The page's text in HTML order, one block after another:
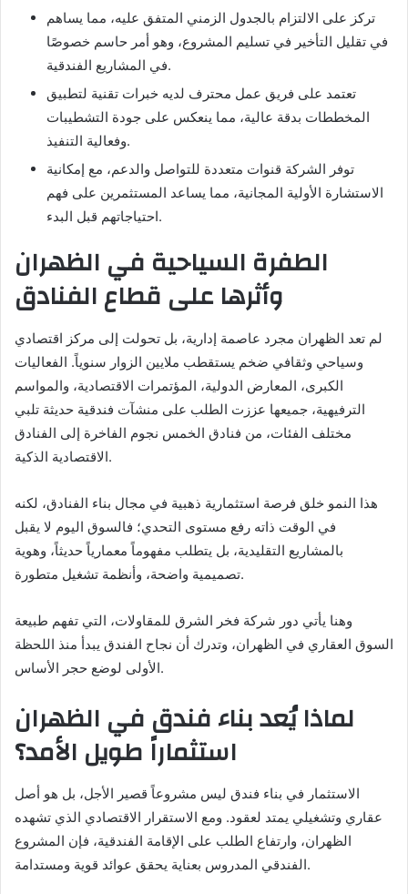
تركز على الالتزام بالجدول الزمني المتفق عليه، مما يساهم
في تقليل التأخير في تسليم المشروع، وهو أمر حاسم خصوصًا
في المشاريع الفندقية.
تعتمد على فريق عمل محترف لديه خبرات تقنية لتطبيق
المخططات بدقة عالية، مما ينعكس على جودة التشطيبات
وفعالية التنفيذ.
توفر الشركة قنوات متعددة للتواصل والدعم، مع إمكانية
الاستشارة الأولية المجانية، مما يساعد المستثمرين على فهم
احتياجاتهم قبل البدء.
الطفرة السياحية في الظهران
وأثرها على قطاع الفنادق
لم تعد الظهران مجرد عاصمة إدارية، بل تحولت إلى مركز اقتصادي
وسياحي وثقافي ضخم يستقطب ملايين الزوار سنوياً. الفعاليات
الكبرى، المعارض الدولية، المؤتمرات الاقتصادية، والمواسم
الترفيهية، جميعها عززت الطلب على منشآت فندقية حديثة تلبي
مختلف الفئات، من فنادق الخمس نجوم الفاخرة إلى الفنادق
الاقتصادية الذكية.
هذا النمو خلق فرصة استثمارية ذهبية في مجال بناء الفنادق، لكنه
في الوقت ذاته رفع مستوى التحدي؛ فالسوق اليوم لا يقبل
بالمشاريع التقليدية، بل يتطلب مفهوماً معمارياً حديثاً، وهوية
تصميمية واضحة، وأنظمة تشغيل متطورة.
وهنا يأتي دور شركة فخر الشرق للمقاولات، التي تفهم طبيعة
السوق العقاري في الظهران، وتدرك أن نجاح الفندق يبدأ منذ اللحظة
الأولى لوضع حجر الأساس.
لماذا يُعد بناء فندق في الظهران
استثماراً طويل الأمد؟
الاستثمار في بناء فندق ليس مشروعاً قصير الأجل، بل هو أصل
عقاري وتشغيلي يمتد لعقود. ومع الاستقرار الاقتصادي الذي تشهده
الظهران، وارتفاع الطلب على الإقامة الفندقية، فإن المشروع
الفندقي المدروس بعناية يحقق عوائد قوية ومستدامة.